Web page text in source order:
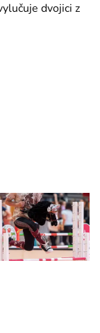
dvojici z